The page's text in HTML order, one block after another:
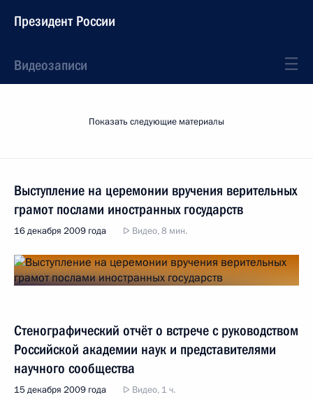
Президент России
Видеозаписи
Показать следующие материалы
Выступление на церемонии вручения верительных
грамот послами иностранных государств
16 декабря 2009 года Видео, 8 мин.
Стенографический отчёт о встрече с руководством
Российской академии наук и представителями
научного сообщества
15 декабря 2009 года Видео, 1 ч.